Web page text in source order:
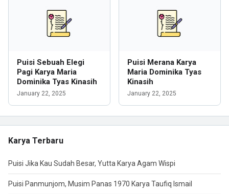
Puisi Sebuah Elegi
Pagi Karya Maria
Dominika Tyas Kinasih
January 22, 2025
Puisi Merana Karya
Maria Dominika Tyas
Kinasih
January 22, 2025
Karya Terbaru
Puisi Jika Kau Sudah Besar, Yutta Karya Agam Wispi
Puisi Panmunjom, Musim Panas 1970 Karya Taufiq Ismail